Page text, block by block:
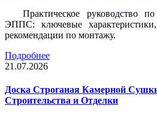
Практическое
ЭППС: ключевые
рекомендации по монтажу.
Подробнее
21.07.2026
Доска Строганая Камерной
Строительства и Отделки